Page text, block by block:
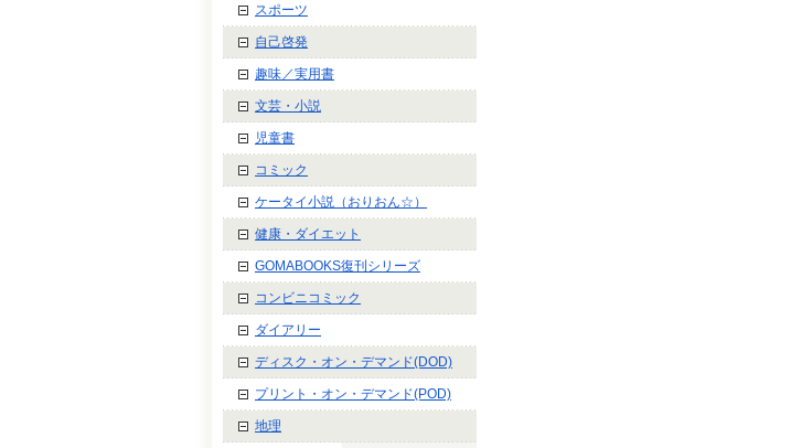
スポーツ
自己啓発
趣味／実用書
文芸・小説
児童書
コミック
ケータイ小説（おりおん☆）
健康・ダイエット
GOMABOOKS復刊シリーズ
コンビニコミック
ダイアリー
ディスク・オン・デマンド(DOD)
プリント・オン・デマンド(POD)
地理